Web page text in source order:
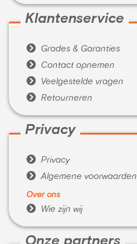
Klantenservice
 Grades & Garanties
 Contact opnemen
 Veelgestelde vragen
 Retourneren
Privacy
 Privacy
 Algemene voorwaarden
Over ons
 Wie zijn wij